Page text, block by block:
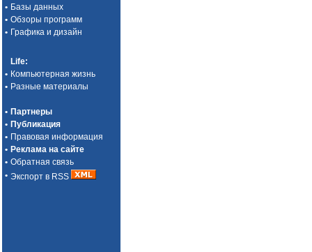
• Базы данных
• Обзоры программ
• Графика и дизайн
Life:
• Компьютерная жизнь
• Разные материалы
• Партнеры
• Публикация
• Правовая информация
• Реклама на сайте
• Обратная связь
• Экспорт в RSS